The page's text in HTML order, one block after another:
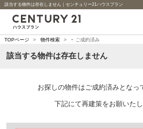
該当する物件は存在しません｜センチュリー21ハウスプラン
TOPページ > 物件検索 > - ご成約済み
該当する物件は存在しません
お探しの物件はご成約済みとなっ
下記にて再建策をお願いたし